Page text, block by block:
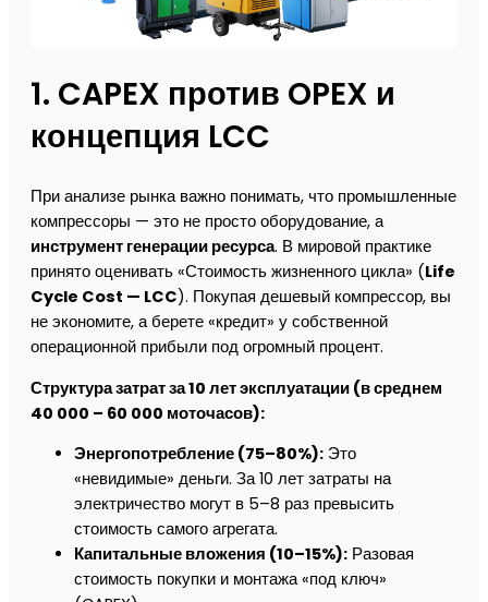
1. CAPEX против OPEX и
концепция LCC
При анализе рынка важно понимать, что промышленные
компрессоры — это не просто оборудование, а
инструмент генерации ресурса. В мировой практике
принято оценивать «Стоимость жизненного цикла» (Life
Cycle Cost — LCC). Покупая дешевый компрессор, вы
не экономите, а берете «кредит» у собственной
операционной прибыли под огромный процент.
Структура затрат за 10 лет эксплуатации (в среднем
40 000 – 60 000 моточасов):
Энергопотребление (75–80%): Это
«невидимые» деньги. За 10 лет затраты на
электричество могут в 5–8 раз превысить
стоимость самого агрегата.
Капитальные вложения (10–15%): Разовая
стоимость покупки и монтажа «под ключ»